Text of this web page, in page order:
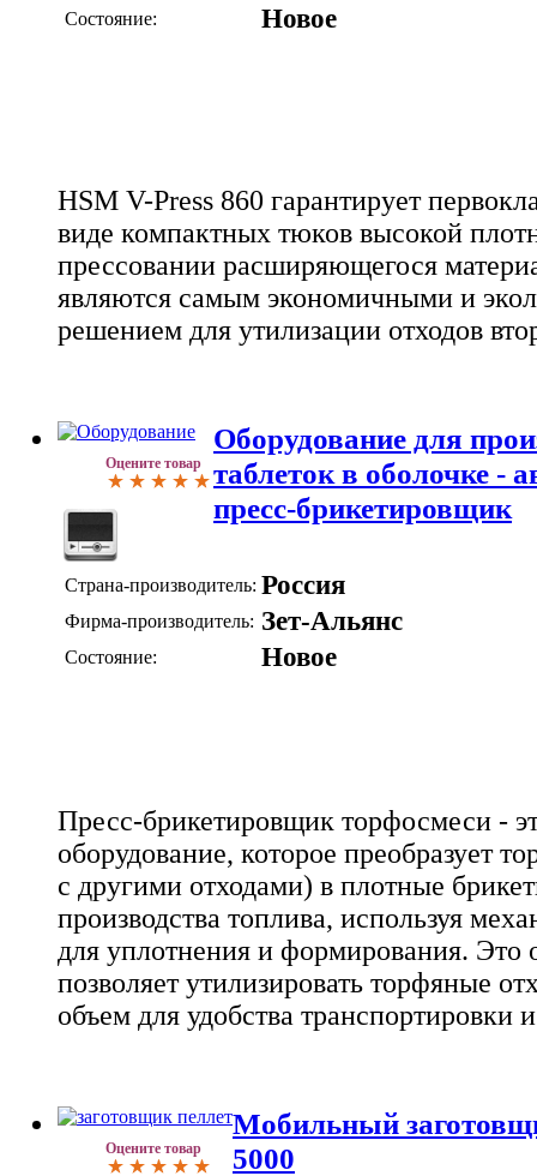
Состояние: Новое
HSM V-Press 860 гарантирует
виде компактных тюков высокой
прессовании расширяющегося
являются самым экономичными и
решением для утилизации отходов
Оцените товар
Оборудование для
таблеток в оболочке -
пресс-брикетировщик
Страна-производитель: Россия
Фирма-производитель: Зет-Альянс
Состояние: Новое
Пресс-брикетировщик торфосмеси -
оборудование, которое преобразует
с другими отходами) в плотные
производства топлива, используя
для уплотнения и формирования. Это
позволяет утилизировать торфяные
объем для удобства транспортировки
Оцените товар
Мобильный
5000